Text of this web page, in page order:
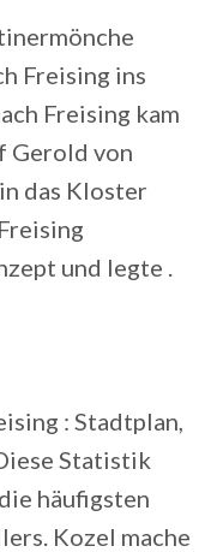
Freising ins
Freising kam
Gerold von
das Kloster
und legte .
: Stadtplan,
Statistik
häufigsten
Kozel mache